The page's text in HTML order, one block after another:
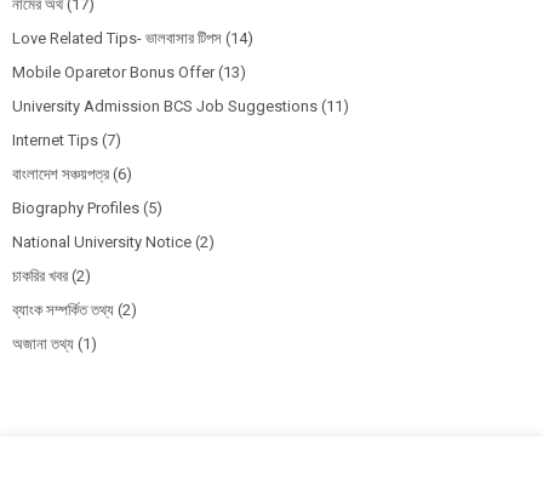
নামের অর্থ (17)
Love Related Tips- ভালবাসার টিপস (14)
Mobile Oparetor Bonus Offer (13)
University Admission BCS Job Suggestions (11)
Internet Tips (7)
বাংলাদেশ সঞ্চয়পত্র (6)
Biography Profiles (5)
National University Notice (2)
চাকরির খবর (2)
ব্যাংক সম্পর্কিত তথ্য (2)
অজানা তথ্য (1)